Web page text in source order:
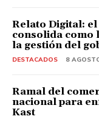
Relato Digital:
consolida como
la gestión del
DESTACADOS 8
Ramal del
nacional para
Kast